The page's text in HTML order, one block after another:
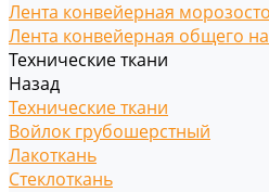
Лента конвейерная
Лента конвейерная общего
Технические ткани
Назад
Технические ткани
Войлок грубошерстный
Лакоткань
Стеклоткань